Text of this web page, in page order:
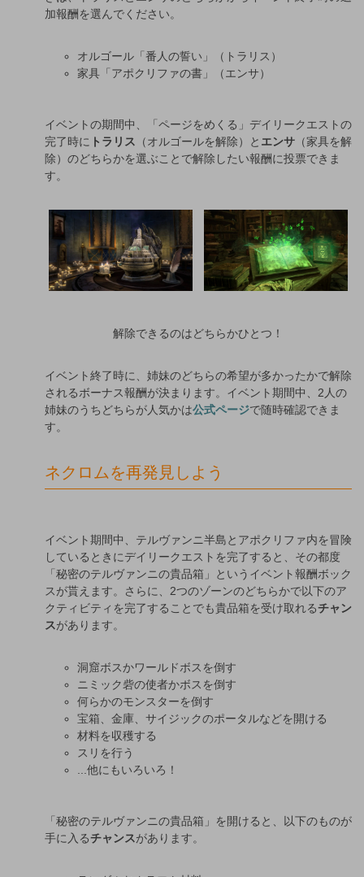
加報酬を選んでください。
オルゴール「番人の誓い」（トラリス）
家具「アポクリファの書」（エンサ）
イベントの期間中、「ページをめくる」デイリークエストの
完了時に トラリス （オルゴールを解除）と エンサ （家具を解
除）のどちらかを選ぶことで解除したい報酬に投票できま
す。
解除できるのはどちらかひとつ！
イベント終了時に、姉妹のどちらの希望が多かったかで解除
されるボーナス報酬が決まります。イベント期間中、2人の
姉妹のうちどちらが人気かは公式ページで随時確認できま
す。
ネクロムを再発見しよう
イベント期間中、テルヴァンニ半島とアポクリファ内を冒険
しているときにデイリークエストを完了すると、その都度
「秘密のテルヴァンニの貴品箱」というイベント報酬ボック
スが貰えます。さらに、2つのゾーンのどちらかで以下のア
クティビティを完了することでも貴品箱を受け取れるチャン
スがあります。
洞窟ボスかワールドボスを倒す
ニミック砦の使者かボスを倒す
何らかのモンスターを倒す
宝箱、金庫、サイジックのポータルなどを開ける
材料を収穫する
スリを行う
...他にもいろいろ！
「秘密のテルヴァンニの貴品箱」を開けると、以下のものが
手に入るチャンスがあります。